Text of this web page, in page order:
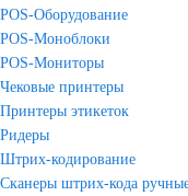
POS-Оборудование
POS-Моноблоки
POS-Мониторы
Чековые принтеры
Принтеры этикеток
Ридеры
Штрих-кодирование
Сканеры штрих-кода